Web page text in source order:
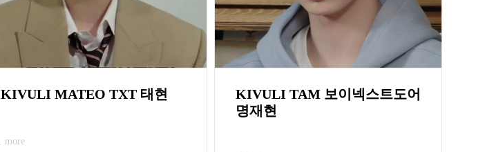
KIVULI MATEO TXT 태현
more
KIVULI TAM 보이넥스트도어
명재현